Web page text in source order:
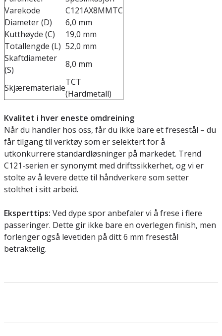
Varekode
C121AX8MMTC
Diameter (D)
6,0 mm
Kutthøyde (C)
19,0 mm
Totallengde (L) 52,0 mm
Skaftdiameter
(S)
8,0 mm
Skjæremateriale
TCT
(Hardmetall)
Kvalitet i hver eneste omdreining
Når du handler hos oss, får du ikke bare et fresestål – du
får tilgang til verktøy som er selektert for å
utkonkurrere standardløsninger på markedet. Trend
C121-serien er synonymt med driftssikkerhet, og vi er
stolte av å levere dette til håndverkere som setter
stolthet i sitt arbeid.
Eksperttips: Ved dype spor anbefaler vi å frese i flere
passeringer. Dette gir ikke bare en overlegen finish, men
forlenger også levetiden på ditt 6 mm fresestål
betraktelig.